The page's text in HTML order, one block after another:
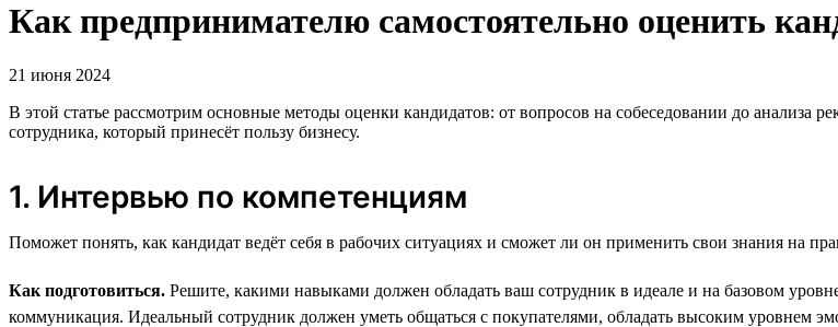
Как предпринимателю самостоятельно оценить
21 июня 2024
В этой статье рассмотрим основные методы оценки кандидатов: от вопросов на собеседовании до
сотрудника, который принесёт пользу бизнесу.
1. Интервью по компетенциям
Поможет понять, как кандидат ведёт себя в рабочих ситуациях и сможет ли он применить свои знания на
Как подготовиться. Решите, какими навыками должен обладать ваш сотрудник в идеале и на базовом
коммуникация. Идеальный сотрудник должен уметь общаться с покупателями, обладать высоким уровнем